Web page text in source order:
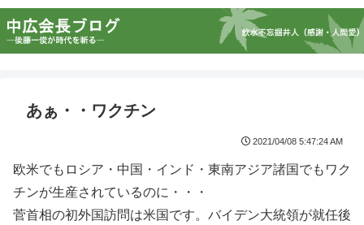
あぁ・・ワクチン
2021/04/08 5:47:24 AM
欧米でもロシア・中国・インド・東南アジア諸国でもワク
チンが生産されているのに・・・
菅首相の初外国訪問は米国です。バイデン大統領が就任後